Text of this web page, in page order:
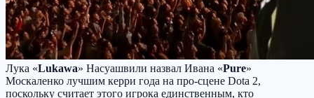
Лука «Lukawa» Насуашвили назвал Ивана «Pure»
Москаленко лучшим керри года на про-сцене Dota 2,
поскольку считает этого игрока единственным, кто